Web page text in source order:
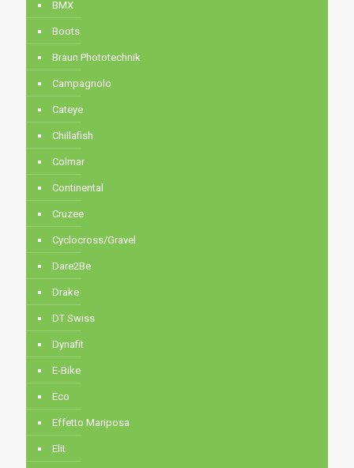
BMX
Boots
Braun Phototechnik
Campagnolo
Cateye
Chillafish
Colmar
Continental
Cruzee
Cyclocross/Gravel
Dare2Be
Drake
DT Swiss
Dynafit
E-Bike
Eco
Effetto Mariposa
Elit